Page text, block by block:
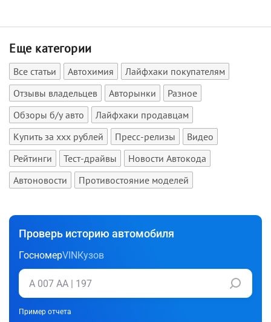
Еще категории
Все статьи Автохимия
Лайфхаки покупателям
Отзывы владельцев
Авторынки
Разное
Обзоры б/у авто
Лайфхаки продавцам
Купить за xxx рублей
Пресс-релизы
Видео
Рейтинги
Тест-драйвы
Новости Автокода
Автоновости
Противостояние моделей
Проверь историю автомобиля
ГосномерVINКузов
Пример отчета